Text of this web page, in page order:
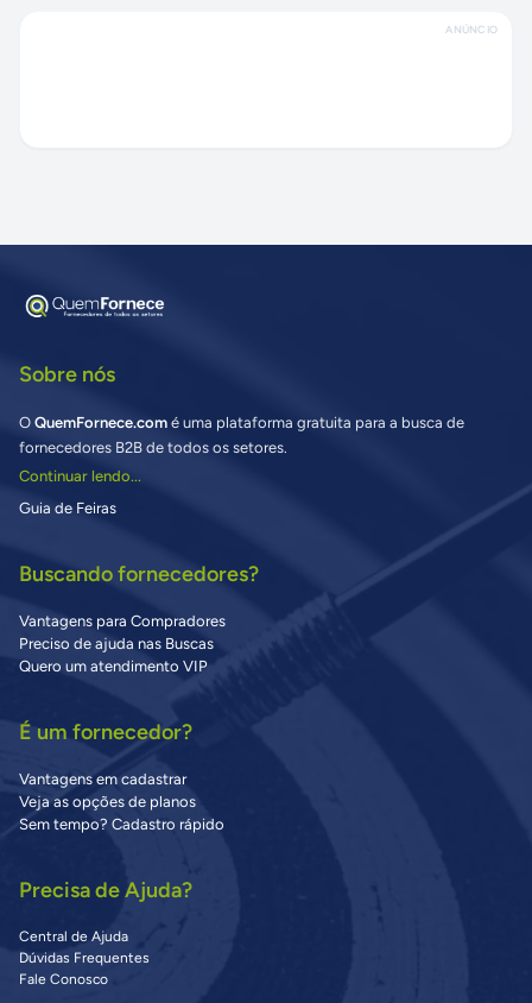
ANÚNCIO
Sobre nós
O QuemFornece.com é uma plataforma gratuita para a busca de
fornecedores B2B de todos os setores.
Continuar lendo...
Guia de Feiras
Buscando fornecedores?
Vantagens para Compradores
Preciso de ajuda nas Buscas
Quero um atendimento VIP
É um fornecedor?
Vantagens em cadastrar
Veja as opções de planos
Sem tempo? Cadastro rápido
Precisa de Ajuda?
Central de Ajuda
Dúvidas Frequentes
Fale Conosco